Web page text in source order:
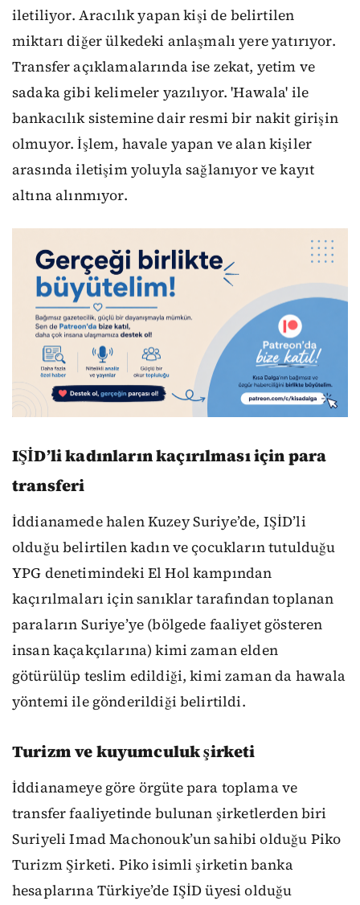
iletiliyor. Aracılık yapan kişi de belirtilen
miktarı diğer ülkedeki anlaşmalı yere yatırıyor.
Transfer açıklamalarında ise zekat, yetim ve
sadaka gibi kelimeler yazılıyor. 'Hawala' ile
bankacılık sistemine dair resmi bir nakit girişin
olmuyor. İşlem, havale yapan ve alan kişiler
arasında iletişim yoluyla sağlanıyor ve kayıt
altına alınmıyor.
IŞİD’li kadınların kaçırılması için para
transferi
İddianamede halen Kuzey Suriye’de, IŞİD’li
olduğu belirtilen kadın ve çocukların tutulduğu
YPG denetimindeki El Hol kampından
kaçırılmaları için sanıklar tarafından toplanan
paraların Suriye’ye (bölgede faaliyet gösteren
insan kaçakçılarına) kimi zaman elden
götürülüp teslim edildiği, kimi zaman da hawala
yöntemi ile gönderildiği belirtildi.
Turizm ve kuyumculuk şirketi
İddianameye göre örgüte para toplama ve
transfer faaliyetinde bulunan şirketlerden biri
Suriyeli Imad Machonouk’un sahibi olduğu Piko
Turizm Şirketi. Piko isimli şirketin banka
hesaplarına Türkiye’de IŞİD üyesi olduğu